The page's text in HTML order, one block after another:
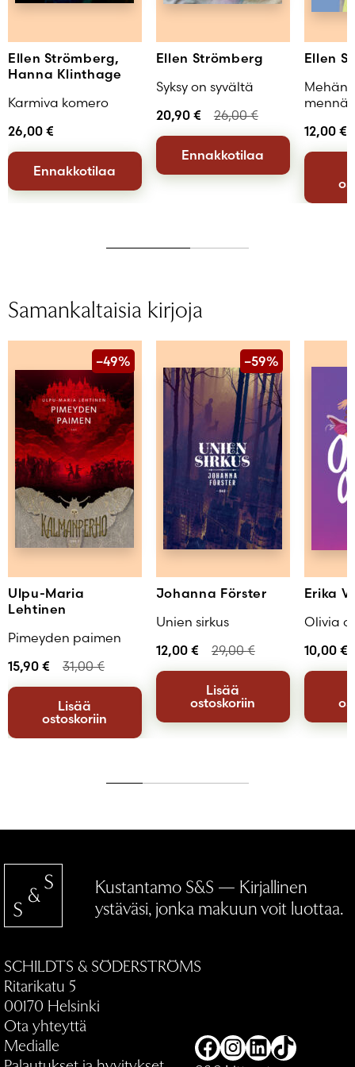
Ellen Strömberg,
Hanna Klinthage
Karmiva komero
26,00 €
Ennakkotilaa
Ellen Strömberg
Syksy on syvältä
20,90 € 26,00€
Ennakkotilaa
Ellen
Mehän
12,00 €
Samankaltaisia kirjoja
–49%
Ulpu-Maria
Lehtinen
Pimeyden paimen
15,90 € 31,00€
Lisää
ostoskoriin
–59%
Johanna Förster
Unien sirkus
12,00 € 29,00€
Lisää
ostoskoriin
Erika
Olivia
10,00 €
Kustantamo S&S — Kirjallinen
ystäväsi, jonka makuun voit luottaa.
SCHILDTS & SÖDERSTRÖMS
Ritarikatu 5
00170 Helsinki
Ota yhteyttä
Medialle
Facebook
Instagram
LinkedIn
TikTok